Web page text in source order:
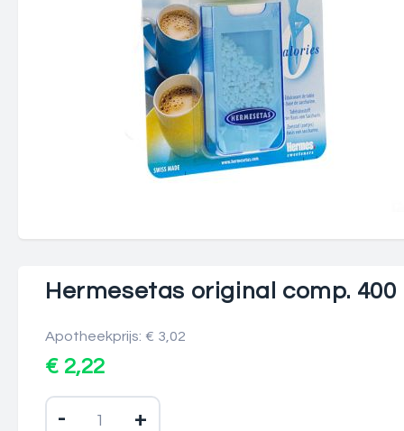
Hermesetas original comp. 400
Apotheekprijs: € 3,02
€ 2,22
- +